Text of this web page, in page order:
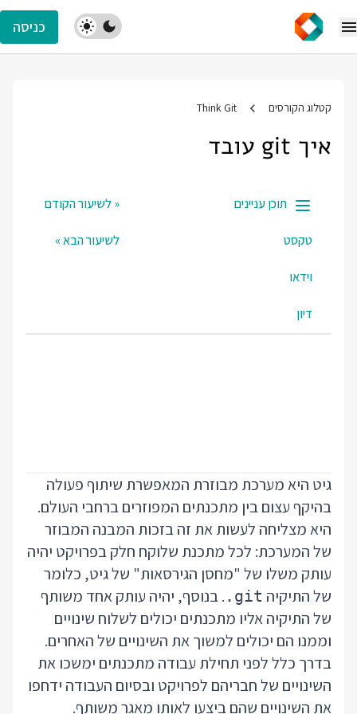
כניסה
קטלוג הקורסים Think Git
איך git עובד
תוכן עניינים
טקסט
וידאו
דיון
« לשיעור הקודם
לשיעור הבא »
גיט היא מערכת מבוזרת המאפשרת שיתוף פעולה
בהיקף עצום בין מתכנתים המפוזרים ברחבי העולם.
היא מצליחה לעשות את זה בזכות המבנה המבוזר
של המערכת: לכל מתכנת שלוקח חלק בפרויקט יהיה
עותק משלו של "מחסן הגירסאות" של גיט, כלומר
של התיקיה .git . בנוסף, יהיה עותק אחד משותף
של התיקיה אליו מתכנתים יכולים לשלוח שינויים
וממנו הם יכולים למשוך את השינויים של האחרים.
בדרך כלל לפני תחילת עבודה מתכנתים ימשכו את
השינויים של חבריהם לפרויקט ובסיום העבודה ידחפו
את השינויים שהם ביצעו לאותו מאגר משותף.